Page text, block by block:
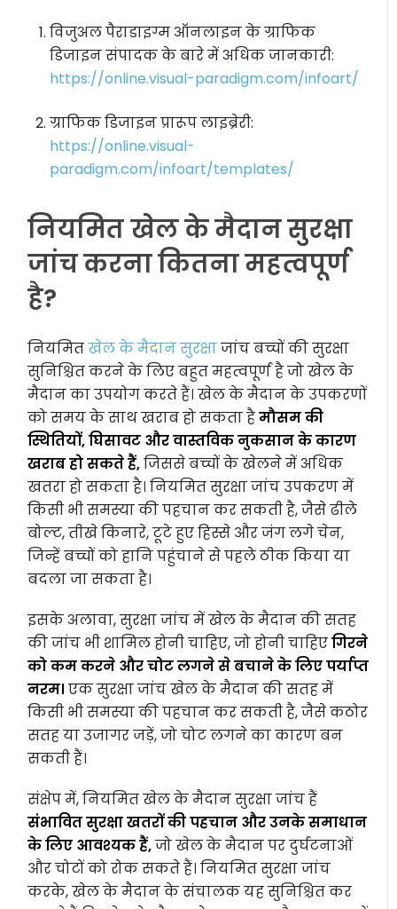
विजुअल पैराडाइग्म ऑनलाइन के ग्राफिक
डिजाइन संपादक के बारे में अधिक जानकारी:
https://online.visual-paradigm.com/infoart/
ग्राफिक डिजाइन प्रारूप लाइब्रेरी:
https://online.visual-
paradigm.com/infoart/templates/
नियमित खेल के मैदान सुरक्षा
जांच करना कितना महत्वपूर्ण
है?
नियमितखेल के मैदान सुरक्षाजांच बच्चों की सुरक्षा
सुनिश्चित करने के लिए बहुत महत्वपूर्ण है जो खेल के
मैदान का उपयोग करते हैं। खेल के मैदान के उपकरणों
को समय के साथ खराब हो सकता हैमौसम की
स्थितियों, घिसावट और वास्तविक नुकसान के कारण
खराब हो सकते हैं,जिससे बच्चों के खेलने में अधिक
खतरा हो सकता है। नियमित सुरक्षा जांच उपकरण में
किसी भी समस्या की पहचान कर सकती है, जैसे ढीले
बोल्ट, तीखे किनारे, टूटे हुए हिस्से और जंग लगे चेन,
जिन्हें बच्चों को हानि पहुंचाने से पहले ठीक किया या
बदला जा सकता है।
इसके अलावा, सुरक्षा जांच में खेल के मैदान की सतह
की जांच भी शामिल होनी चाहिए, जो होनी चाहिएगिरने
को कम करने और चोट लगने से बचाने के लिए पर्याप्त
नरम। एक सुरक्षा जांच खेल के मैदान की सतह में
किसी भी समस्या की पहचान कर सकती है, जैसे कठोर
सतह या उजागर जड़ें, जो चोट लगने का कारण बन
सकती हैं।
संक्षेप में, नियमित खेल के मैदान सुरक्षा जांच हैं
संभावित सुरक्षा खतरों की पहचान और उनके समाधान
के लिए आवश्यक हैं,जो खेल के मैदान पर दुर्घटनाओं
और चोटों को रोक सकते हैं। नियमित सुरक्षा जांच
करके, खेल के मैदान के संचालक यह सुनिश्चित कर